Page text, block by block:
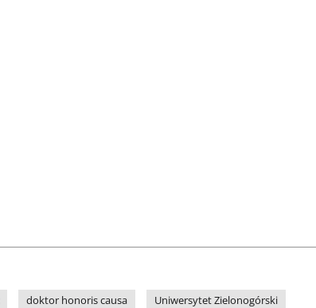
doktor honoris causa Uniwersytet Zielonogórski